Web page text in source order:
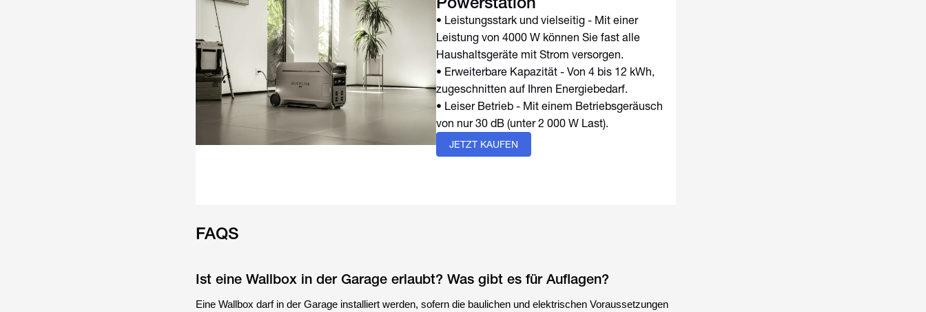
• Leistungsstark und vielseitig - Mit einer
Leistung von 4000 W können Sie fast alle
Haushaltsgeräte mit Strom versorgen.
• Erweiterbare Kapazität - Von 4 bis 12 kWh,
zugeschnitten auf Ihren Energiebedarf.
• Leiser Betrieb - Mit einem Betriebsgeräusch
von nur 30 dB (unter 2 000 W Last).
JETZT KAUFEN
FAQS
Ist eine Wallbox in der Garage erlaubt? Was gibt es für Auflagen?
Eine Wallbox darf in der Garage installiert werden, sofern die baulichen und elektrischen Voraussetzungen